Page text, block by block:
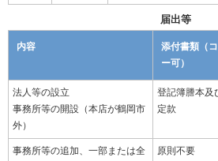
届出等
内容
添付書類（
ー可）
法人等の設立
事務所等の開設（本店が鶴岡市
外）
登記簿謄本及
定款
事務所等の追加、一部または全
原則不要